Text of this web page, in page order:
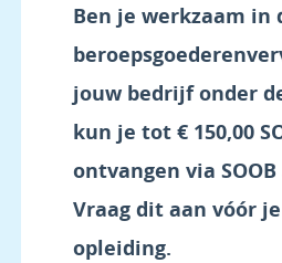
Ben je werkzaam in
jouw bedrijf onder
kun je tot€ 150,00
ontvangen via
Vraag dit aan vóór
opleiding.